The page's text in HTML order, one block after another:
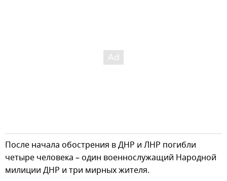
После начала обострения в ДНР и ЛНР погибли
четыре человека – один военнослужащий Народной
милиции ДНР и три мирных жителя.